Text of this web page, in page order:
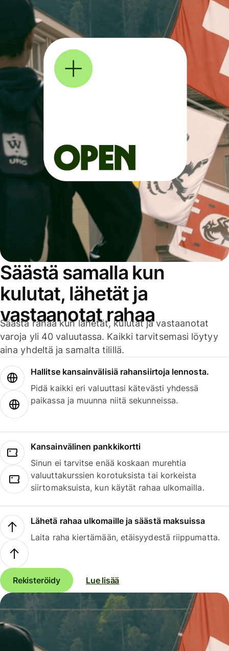
Säästä samalla kun
kulutat, lähetät ja
vastaanotat rahaa
Säästä rahaa kun lähetät, kulutat ja vastaanotat
varoja yli 40 valuutassa. Kaikki tarvitsemasi löytyy
aina yhdeltä ja samalta tilillä.
Hallitse kansainvälisiä rahansiirtoja lennosta.
Pidä kaikki eri valuuttasi kätevästi yhdessä
paikassa ja muunna niitä sekunneissa.
Kansainvälinen pankkikortti
Sinun ei tarvitse enää koskaan murehtia
valuuttakurssien korotuksista tai korkeista
siirtomaksuista, kun käytät rahaa ulkomailla.
Lähetä rahaa ulkomaille ja säästä maksuissa
Laita raha kiertämään, etäisyydestä riippumatta.
Rekisteröidy Lue lisää